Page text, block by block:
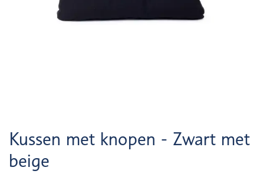
Kussen met knopen - Zwart met
beige